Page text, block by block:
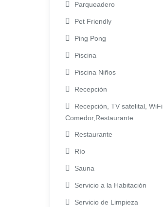
Parqueadero
Pet Friendly
Ping Pong
Piscina
Piscina Niños
Recepción
Recepción, TV satelital, WiFi,
Comedor,Restaurante
Restaurante
Río
Sauna
Servicio a la Habitación
Servicio de Limpieza